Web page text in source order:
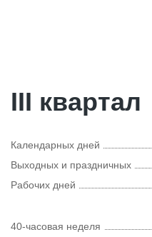
III квартал
Календарных дней
Выходных и праздничных
Рабочих дней
40-часовая неделя